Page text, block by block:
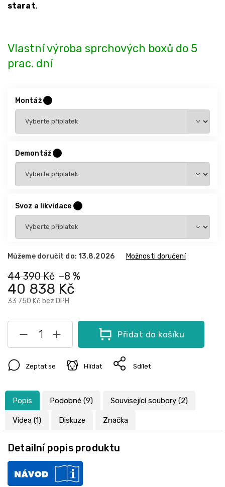
44 390 Kč –8 %
40 838 Kč
33 750 Kč bez DPH
Vlastní výroba sprchových boxů do 5
prac. dní
Montáž
Demontáž
Svoz a likvidace
Můžeme doručit do: 13.8.2026 Možnosti doručení
Přidat do košíku
starat.
Zeptat se Hlídat Sdílet
Popis Podobné (9) Související soubory (2)
Videa (1) Diskuze Značka
Detailní popis produktu